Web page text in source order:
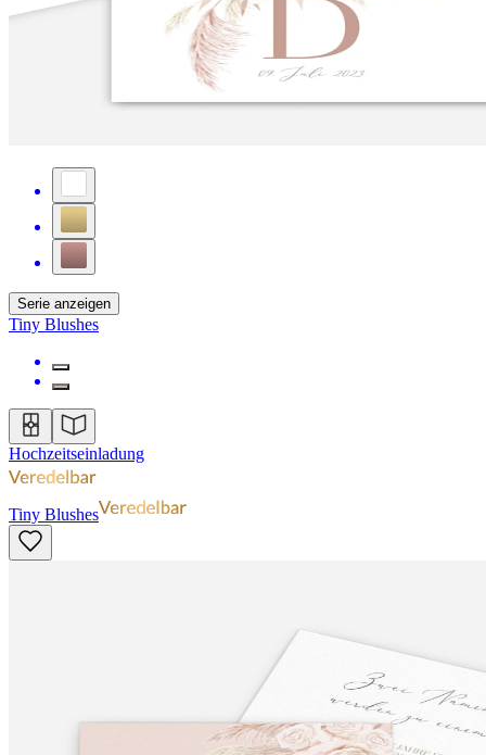
Serie anzeigen
Tiny Blushes
Hochzeitseinladung
Tiny Blushes